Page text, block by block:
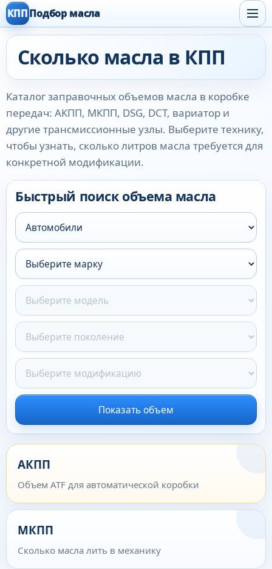
КПППодбор масла
Сколько масла в КПП
Каталог заправочных объемов масла в коробке
передач: АКПП, МКПП, DSG, DCT, вариатор и
другие трансмиссионные узлы. Выберите технику,
чтобы узнать, сколько литров масла требуется для
конкретной модификации.
Быстрый поиск объема масла
Показать объем
АКПП
Объем ATF для автоматической коробки
МКПП
Сколько масла лить в механику